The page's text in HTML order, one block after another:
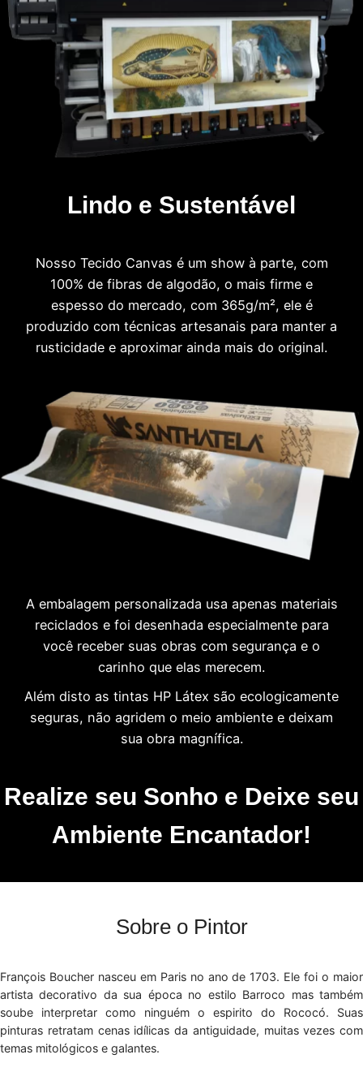
Lindo e Sustentável
Nosso Tecido Canvas é um show à parte, com
100% de fibras de algodão, o mais firme e
espesso do mercado, com 365g/m², ele é
produzido com técnicas artesanais para manter a
rusticidade e aproximar ainda mais do original.
A embalagem personalizada usa apenas materiais
reciclados e foi desenhada especialmente para
você receber suas obras com segurança e o
carinho que elas merecem.
Além disto as tintas HP Látex são ecologicamente
seguras, não agridem o meio ambiente e deixam
sua obra magnífica.
Realize seu Sonho e Deixe seu
Ambiente Encantador!
Sobre o Pintor
François Boucher nasceu em Paris no ano de 1703. Ele foi o maior
artista decorativo da sua época no estilo Barroco mas também
soube interpretar como ninguém o espirito do Rococó. Suas
pinturas retratam cenas idílicas da antiguidade, muitas vezes com
temas mitológicos e galantes.